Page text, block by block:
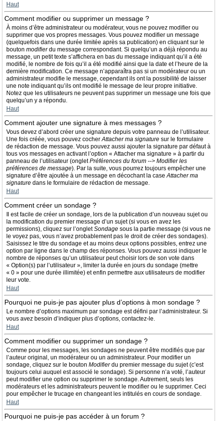
Haut
Comment modifier ou supprimer un message ?
À moins d’être administrateur ou modérateur, vous ne pouvez modifier ou
supprimer que vos propres messages. Vous pouvez modifier un message
(quelquefois dans une durée limitée après sa publication) en cliquant sur le
bouton modifierdu message correspondant. Si quelqu’un a déjà répondu au
message, un petit texte s’affichera en bas du message indiquant qu’il a été
modifié, le nombre de fois qu’il a été modifié ainsi que la date et l’heure de la
dernière modification. Ce message n’apparaîtra pas si un modérateur ou un
administrateur modifie le message, cependant ils ont la possibilité de laisser
une note indiquant qu’ils ont modifié le message de leur propre initiative.
Notez que les utilisateurs ne peuvent pas supprimer un message une fois que
quelqu’un y a répondu.
Haut
Comment ajouter une signature à mes messages ?
Vous devez d’abord créer une signature depuis votre panneau de l’utilisateur.
Une fois créée, vous pouvez cocherAttacher ma signature sur le formulaire
de rédaction de message. Vous pouvez aussi ajouter la signature par défaut à
tous vos messages en activant l’option « Attacher ma signature » à partir du
panneau de l’utilisateur (ongletPréférences du forum --> Modifier les
préférences de message). Par la suite, vous pourrez toujours empêcher une
signature d’être ajoutée à un message en décochant la caseAttacher ma
signature dans le formulaire de rédaction de message.
Haut
Comment créer un sondage ?
Il est facile de créer un sondage, lors de la publication d’un nouveau sujet ou
la modification du premier message d’un sujet (si vous en avez les
permissions), cliquez sur l’ongletSondage sous la partie message (si vous ne
le voyez pas, vous n’avez probablement pas le droit de créer des sondages).
Saisissez le titre du sondage et au moins deux options possibles, entrez une
option par ligne dans le champ des réponses. Vous pouvez aussi indiquer le
nombre de réponses qu’un utilisateur peut choisir lors de son vote dans
« Option(s) par l’utilisateur », limiter la durée en jours du sondage (mettre
« 0 » pour une durée illimitée) et enfin permettre aux utilisateurs de modifier
leur vote.
Haut
Pourquoi ne puis-je pas ajouter plus d’options à mon sondage ?
Le nombre d’options maximum par sondage est défini par l’administrateur. Si
vous avez besoin d’indiquer plus d’options, contactez-le.
Haut
Comment modifier ou supprimer un sondage ?
Comme pour les messages, les sondages ne peuvent être modifiés que par
l’auteur original, un modérateur ou un administrateur. Pour modifier un
sondage, cliquez sur le bouton Modifierdu premier message du sujet (c’est
toujours celui auquel est associé le sondage). Si personne n’a voté, l’auteur
peut modifier une option ou supprimer le sondage. Autrement, seuls les
modérateurs et les administrateurs peuvent le modifier ou le supprimer. Ceci
pour empêcher le trucage en changeant les intitulés en cours de sondage.
Haut
Pourquoi ne puis-je pas accéder à un forum ?